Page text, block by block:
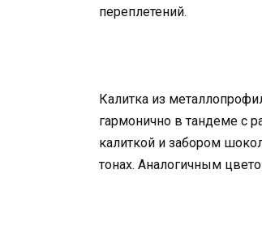
переплетений.
Калитка из
гармонично в тандеме с
калиткой и забором
тонах. Аналогичным